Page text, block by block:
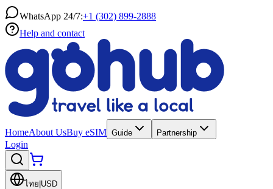
WhatsApp 24/7:+1 (302) 899-2888
Help and contact
HomeAbout UsBuy eSIM Guide Partnership
Login
ไทย USD